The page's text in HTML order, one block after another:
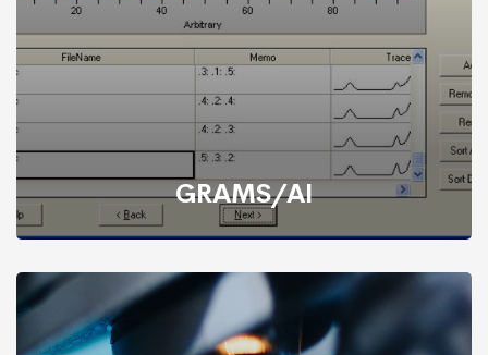
GRAMS/AI
Riconosciuta da tempo come lo standard del settore